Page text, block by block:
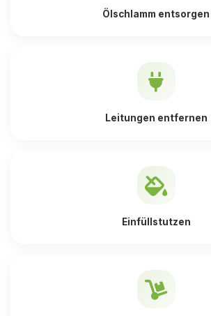
Ölschlamm entsorgen
Leitungen entfernen
Einfüllstutzen